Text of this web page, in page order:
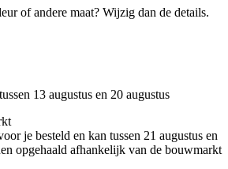
of andere maat? Wijzig dan de details.
13 augustus en 20 augustus
je besteld en kan tussen 21 augustus en
opgehaald afhankelijk van de bouwmarkt